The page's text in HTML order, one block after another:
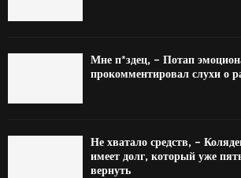
Мне п*здец, – Потап
прокомментировал слухи о
Не хватало средств, –
имеет долг, который уже
вернуть